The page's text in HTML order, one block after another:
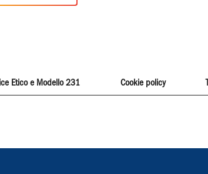
Etico e Modello 231 Cookie policy